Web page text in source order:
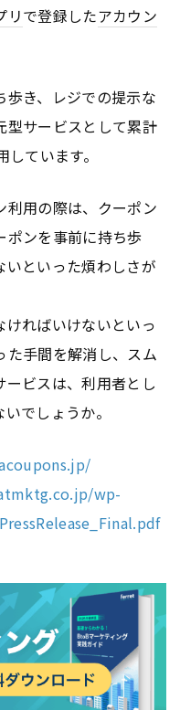
リで登録したアカウン
歩き、レジでの提示な
型サービスとして累計
ています。
利用の際は、クーポン
ポンを事前に持ち歩
いといった煩わしさが
ればいけないといっ
た手間を解消し、スム
ビスは、利用者とし
でしょうか。
wp-